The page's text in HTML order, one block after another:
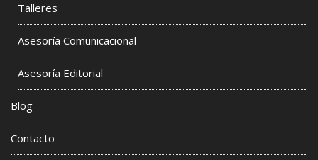
Talleres
Asesoría Comunicacional
Asesoría Editorial
Blog
Contacto